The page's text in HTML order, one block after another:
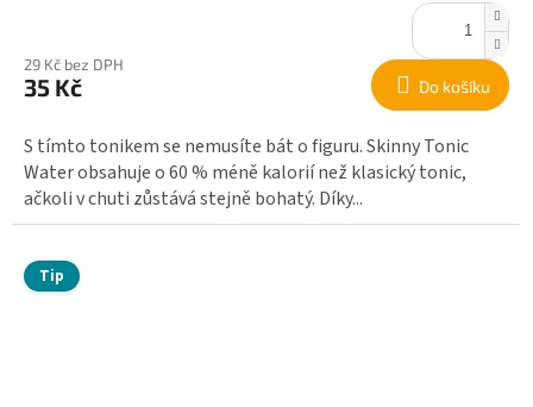
29 Kč bez DPH
35 Kč Do košíku
S tímto tonikem se nemusíte bát o figuru. Skinny Tonic
Water obsahuje o 60 % méně kalorií než klasický tonic,
ačkoli v chuti zůstává stejně bohatý. Díky...
Tip